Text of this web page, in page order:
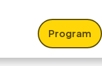
Program